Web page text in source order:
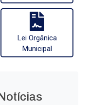
Lei Orgânica
Municipal